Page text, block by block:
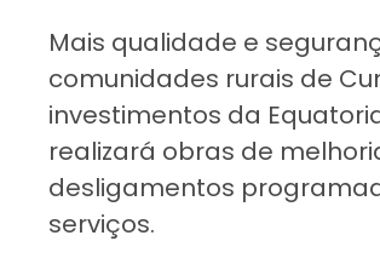
Mais qualidade e
comunidades rurais de
investimentos da
realizará obras de
desligamentos
serviços.